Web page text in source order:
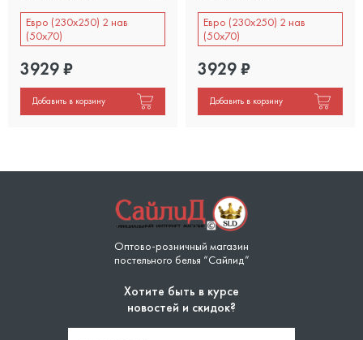
Евро (230х250) 2 нав
(50х70)
3929₽
Добавить в корзину
Евро (230х250) 2 нав
(50х70)
3929₽
Добавить в корзину
Оптово-розничный магазин
постельного белья “Сайлид”
Хотите быть в курсе
новостей и скидок?